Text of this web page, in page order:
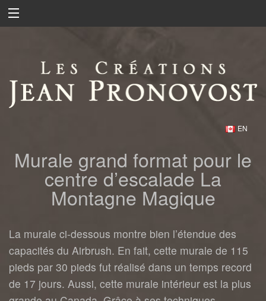
EN
Murale grand format pour le
centre d’escalade La
Montagne Magique
La murale ci-dessous montre bien l’étendue des
capacités du Airbrush. En fait, cette murale de 115
pieds par 30 pieds fut réalisé dans un temps record
de 17 jours. Aussi, cette murale intérieur est la plus